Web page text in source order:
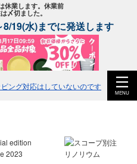
休業します。休業前
〆切ました。
19(水)までに発送します
MENU